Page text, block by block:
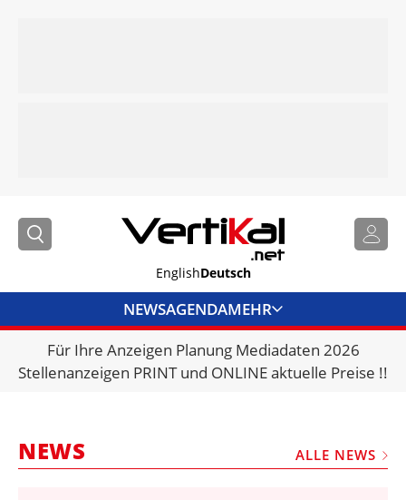
EnglishDeutsch
NEWSAGENDAMEHR
BRANCHENLINKS
VERMIETER
Für Ihre Anzeigen Planung Mediadaten 2026
Stellenanzeigen PRINT und ONLINE aktuelle Preise !!
NEWS ALLE NEWS